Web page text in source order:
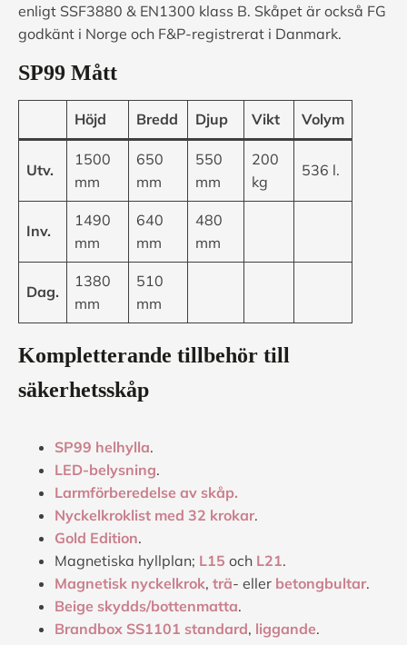
enligt SSF3880 & EN1300 klass B. Skåpet är också FG
godkänt i Norge och F&P-registrerat i Danmark.
SP99 Mått
Höjd Bredd Djup Vikt Volym
Utv.
1500
mm
650
mm
550
mm
200
kg
536 l.
Inv.
1490
mm
640
mm
480
mm
Dag.
1380
mm
510
mm
Kompletterande tillbehör till
säkerhetsskåp
SP99 helhylla.
LED-belysning.
Larmförberedelse av skåp.
Nyckelkroklist med 32 krokar.
Gold Edition.
Magnetiska hyllplan; L15 och L21.
Magnetisk nyckelkrok, trä- eller betongbultar.
Beige skydds/bottenmatta.
Brandbox SS1101 standard, liggande.